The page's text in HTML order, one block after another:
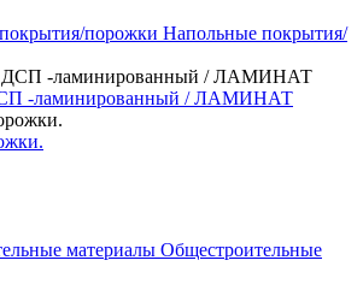
Напольные покрытия/
-ламинированный / ЛАМИНАТ
Общестроительные